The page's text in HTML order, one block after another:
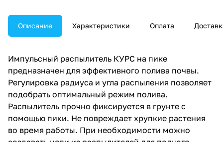
Описание Характеристики Оплата
Импульсный распылитель КУРС на пике
предназначен для эффективного полива почвы.
Регулировка радиуса и угла распыления позволяет
подобрать оптимальный режим полива.
Распылитель прочно фиксируется в грунте с
помощью пики. Не повреждает хрупкие растения
во время работы. При необходимости можно